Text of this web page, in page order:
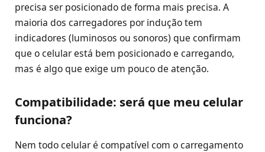
precisa ser posicionado de forma mais precisa. A
maioria dos carregadores por indução tem
indicadores (luminosos ou sonoros) que confirmam
que o celular está bem posicionado e carregando,
mas é algo que exige um pouco de atenção.
Compatibilidade: será que meu celular
funciona?
Nem todo celular é compatível com o carregamento